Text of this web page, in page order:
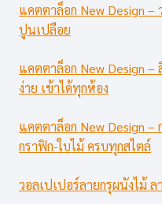
แคตตาล็อก New Design
ปูนเปลือย
แคตตาล็อก New Design
ง่าย เข้าได้ทุกห้อง
แคตตาล็อก New Design –
กราฟิก-ใบไม้ ครบทุกสไตล์
วอลเปเปอร์ลายกรุผนังไม้